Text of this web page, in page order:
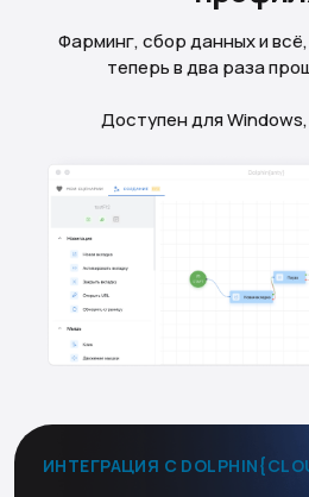
Фарминг, сбор данных и
теперь в два раза
Доступен для Windows,
ИНТЕГРАЦИЯ С